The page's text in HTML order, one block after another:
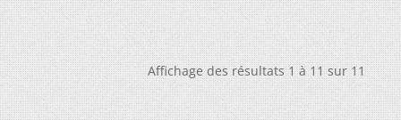
Affichage des résultats 1 à 11 sur 11